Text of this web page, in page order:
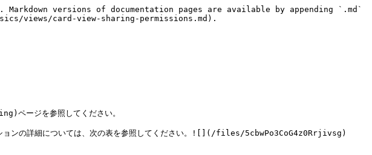
versions of documentation pages are available by appending `.md`
views/card-view-sharing-permissions.md).
ージを参照してください。